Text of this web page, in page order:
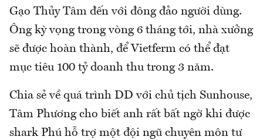
Gạo Thủy Tâm đến với đông đảo người dùng.
Ông kỳ vọng trong vòng 6 tháng tới, nhà xưởng
sẽ được hoàn thành, để Vietferm có thể đạt
mục tiêu 100 tỷ doanh thu trong 3 năm.
Chia sẻ về quá trình DD với chủ tịch Sunhouse,
Tâm Phương cho biết anh rất bất ngờ khi được
shark Phú hỗ trợ một đội ngũ chuyên môn tư